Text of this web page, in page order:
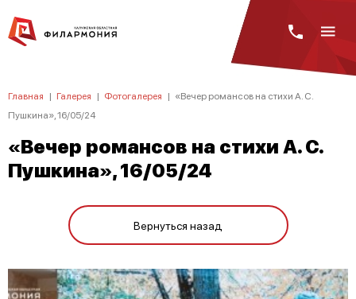
Главная | Галерея | Фотогалерея | «Вечер романсов на стихи А. С.
Пушкина», 16/05/24
«Вечер романсов на стихи А. С.
Пушкина», 16/05/24
Вернуться назад